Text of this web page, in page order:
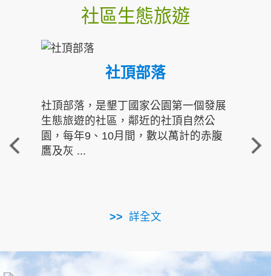
社區生態旅遊
社頂部落
社頂部落，是墾丁國家公園第一個發展
生態旅遊的社區，鄰近的社頂自然公
園，每年9、10月間，數以萬計的赤腹
鷹及灰 ...
詳全文
重
走進